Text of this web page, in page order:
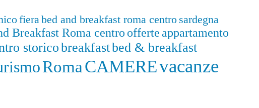
fierabed and breakfast roma centro sardegna
Breakfast Roma centro offerteappartamento
storicobreakfastbed & breakfast
RomaCAMEREvacanze